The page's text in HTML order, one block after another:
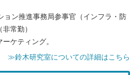
ン推進事務局参事官（インフラ・防
常勤）
ケティング。
≫鈴木研究室についての詳細はこちら